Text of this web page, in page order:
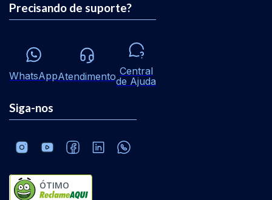
Precisando de suporte?
WhatsAppAtendimento Central
de Ajuda
Siga-nos
ÓTIMO